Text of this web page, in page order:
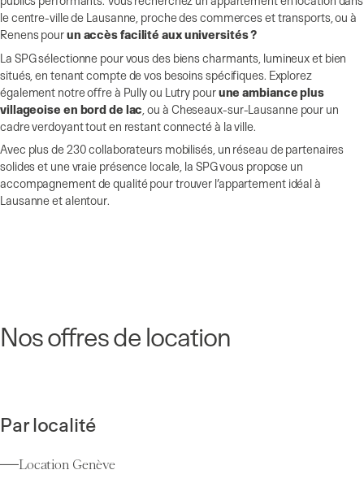
le centre-ville de Lausanne, proche des commerces et transports, ou à
Renens pourun accès facilité aux universités ?
La SPG sélectionne pour vous des biens charmants, lumineux et bien
situés, en tenant compte de vos besoins spécifiques. Explorez
également notre offre à Pully ou Lutry pourune ambiance plus
villageoise en bord de lac , ou à Cheseaux-sur-Lausanne pour un
cadre verdoyant tout en restant connecté à la ville.
Avec plus de 230 collaborateurs mobilisés, un réseau de partenaires
solides et une vraie présence locale, la SPG vous propose un
accompagnement de qualité pour trouver l’appartement idéal à
Lausanne et alentour.
Nos offres de location
Par localité
Location Genève